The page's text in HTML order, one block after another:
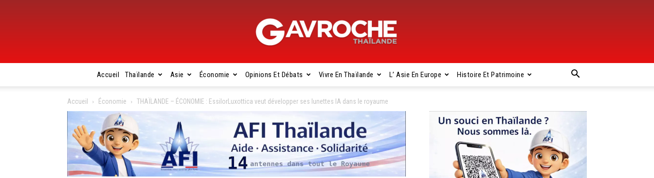
Gavroche
Thaïlande
Accueil Thaïlande Asie Économie Opinions Et Débats Vivre En Thaïlande L’ Asie En Europe Histoire Et Patrimoine
Accueil Économie THAÏLANDE – ÉCONOMIE : EssilorLuxottica veut développer ses lunettes IA dans le royaume